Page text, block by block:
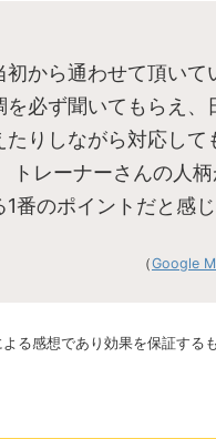
初から通わせて頂いて
を必ず聞いてもらえ、
たりしながら対応して
トレーナーさんの人
番のポイントだと感じ
（Google
る感想であり効果を保証する